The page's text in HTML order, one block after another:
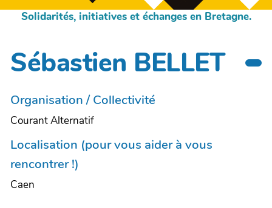
Solidarités, initiatives et échanges en Bretagne.
Sébastien BELLET
Organisation / Collectivité
Courant Alternatif
Localisation (pour vous aider à vous
rencontrer !)
Caen